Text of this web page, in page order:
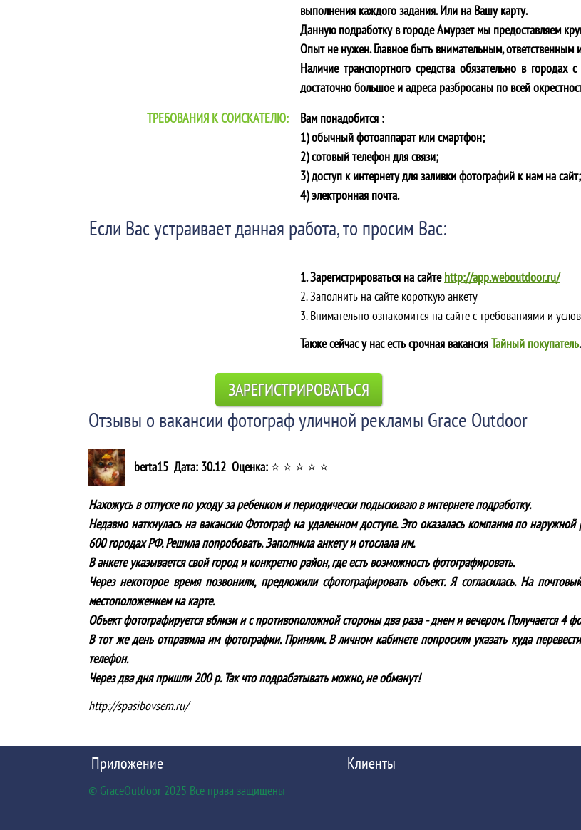
выполнения каждого задания. Или на Вашу карту.
Данную подработку в городеАмурзетмы предоставляем
Опыт не нужен. Главное быть внимательным, ответственным
Наличие транспортного средства обязательно в
достаточно большое и адреса разбросаны по всей
ТРЕБОВАНИЯ К СОИСКАТЕЛЮ:
Вам понадобится :
1) обычный фотоаппарат или смартфон;
2) сотовый телефон для связи;
3) доступ к интернету для заливки фотографий к нам на сайт;
4) электронная почта.
Если Вас устраивает данная работа, то просим Вас:
1. Зарегистрироваться на сайтеhttp://app.weboutdoor.ru/
2. Заполнить на сайте короткую анкету
3. Внимательно ознакомится на сайте с требованиями и
Также сейчас у нас есть срочная вакансияТайный покупатель.
ЗАРЕГИСТРИРОВАТЬСЯ
Отзывы о вакансии фотограф уличной рекламы Grace Outdoor
berta15 Дата: 30.12 Оценка: ⭐ ⭐ ⭐ ⭐ ⭐
Нахожусь в отпуске по уходу за ребенком и периодически подыскиваю в интернете подработку.
Недавно наткнулась на вакансию Фотограф на удаленном доступе. Это оказалась компания по наружной
600 городах РФ. Решила попробовать. Заполнила анкету и отослала им.
В анкете указывается свой город и конкретно район, где есть возможность фотографировать.
Через некоторое время позвонили, предложили сфотографировать объект. Я согласилась. На
местоположением на карте.
Объект фотографируется вблизи и с противоположной стороны два раза - днем и вечером. Получается 4
В тот же день отправила им фотографии. Приняли. В личном кабинете попросили указать куда
телефон.
Через два дня пришли 200 р. Так что подрабатывать можно, не обманут!
http://spasibovsem.ru/
Приложение Клиенты
© GraceOutdoor 2025 Все права защищены